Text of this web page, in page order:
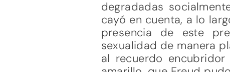
degradadas
cayó en cuenta, a lo
presencia de este
sexualidad de manera
al recuerdo